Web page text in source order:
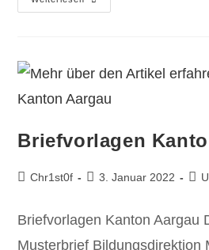
Briefvorlagen
Chr1st0f 3. Januar 2022
Briefvorlagen Kanton Aargau
Musterbrief Bildungsdirektion